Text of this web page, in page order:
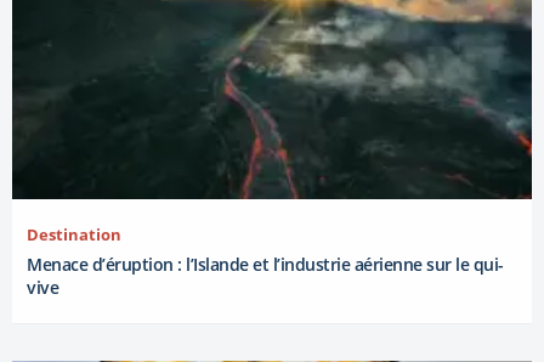
Destination
Menace d’éruption : l’Islande et l’industrie aérienne sur le qui-
vive